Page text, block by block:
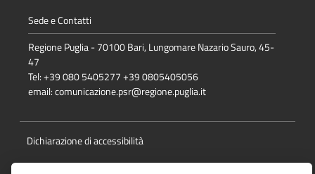
Sede e Contatti
Regione Puglia - 70100 Bari, Lungomare Nazario Sauro, 45-
47
Tel: +39 080 5405277 +39 0805405056
email:comunicazione.psr@regione.puglia.it
Dichiarazione di accessibilità
Note Legali